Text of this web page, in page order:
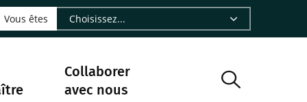
- CIRAD
Facebook - CIRAD
sur Instagram - CIRAD
sur Youtube - CIRAD
suivre sur Bluesky - CIRAD
Nourrir le vivant, le podcast du Cirad - CIRAD
Nous contacter par courriel - CIRAD
la page Flux RSS - CIRAD
Vous êtes
Collaborer
avec nous